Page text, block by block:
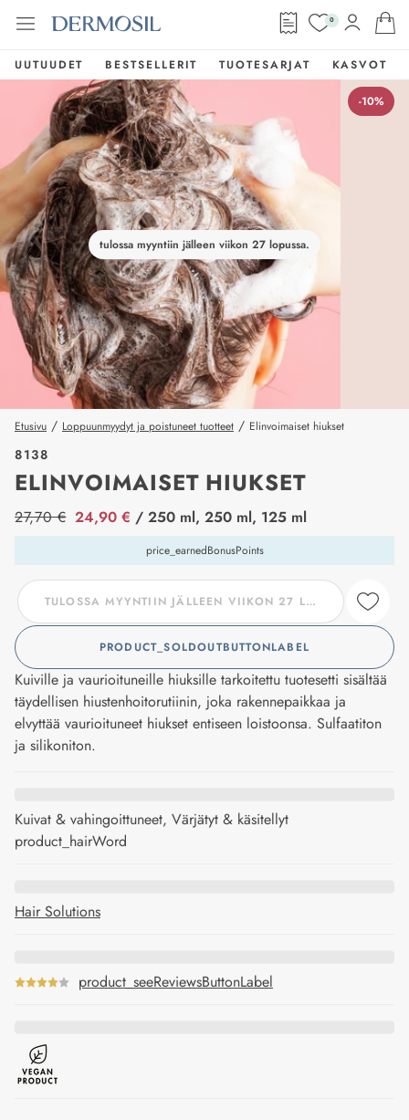
0
UUTUUDET BESTSELLERIT TUOTESARJAT KASVOT
tulossa myyntiin jälleen viikon 27 lopussa.
-10%
Etusivu / Loppuunmyydyt ja poistuneet tuotteet / Elinvoimaiset hiukset
8138
ELINVOIMAISET HIUKSET
price_label
27,70 € 24,90 € / 250 ml, 250 ml, 125 ml
price_earnedBonusPoints
TULOSSA MYYNTIIN JÄLLEEN VIIKON 27 LOPUSSA.
PRODUCT_SOLDOUTBUTTONLABEL
Kuiville ja vaurioituneille hiuksille tarkoitettu tuotesetti sisältää
täydellisen hiustenhoitorutiinin, joka rakennepaikkaa ja
elvyttää vaurioituneet hiukset entiseen loistoonsa. Sulfaatiton
ja silikoniton.
Kuivat & vahingoittuneet, Värjätyt & käsitellyt
product_hairWord
Hair Solutions
product_seeReviewsButtonLabel